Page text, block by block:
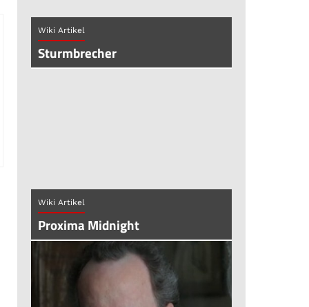
Wiki Artikel
Sturmbrecher
Wiki Artikel
Proxima Midnight